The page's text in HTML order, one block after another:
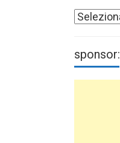
Archivi
sponsor: